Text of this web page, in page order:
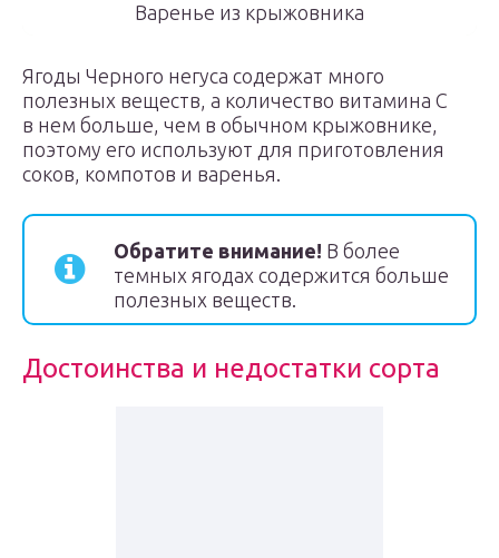
Варенье из крыжовника
Ягоды Черного негуса содержат много
полезных веществ, а количество витамина С
в нем больше, чем в обычном крыжовнике,
поэтому его используют для приготовления
соков, компотов и варенья.
Обратите внимание! В более
темных ягодах содержится больше
полезных веществ.
Достоинства и недостатки сорта